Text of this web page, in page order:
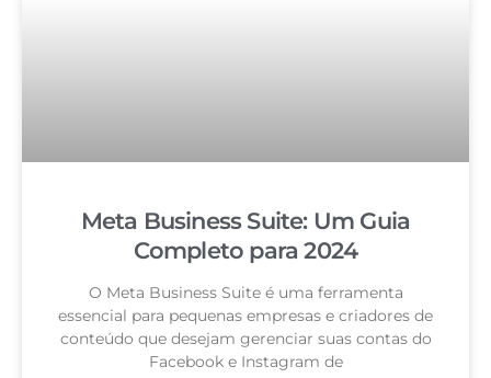
Meta Business Suite: Um Guia
Completo para 2024
O Meta Business Suite é uma ferramenta
essencial para pequenas empresas e criadores de
conteúdo que desejam gerenciar suas contas do
Facebook e Instagram de